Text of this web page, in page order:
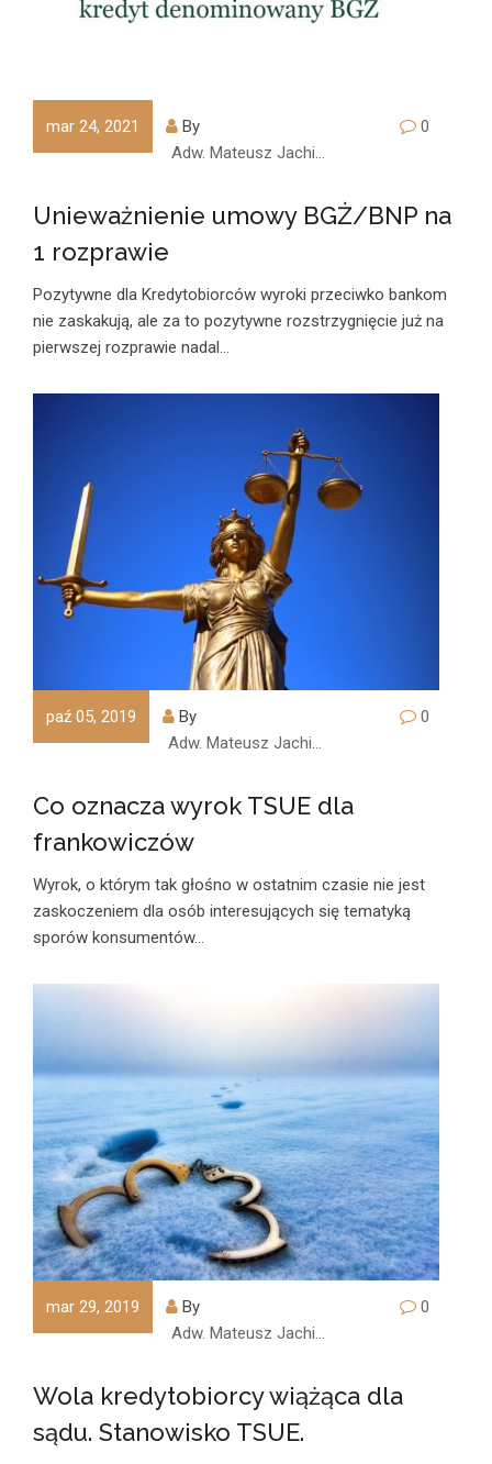
mar 24, 2021
By
Adw. Mateusz Jachimczyk
0
Unieważnienie umowy BGŻ/BNP na
1 rozprawie
Pozytywne dla Kredytobiorców wyroki przeciwko bankom
nie zaskakują, ale za to pozytywne rozstrzygnięcie już na
pierwszej rozprawie nadal…
paź 05, 2019
By
Adw. Mateusz Jachimczyk
0
Co oznacza wyrok TSUE dla
frankowiczów
Wyrok, o którym tak głośno w ostatnim czasie nie jest
zaskoczeniem dla osób interesujących się tematyką
sporów konsumentów…
mar 29, 2019
By
Adw. Mateusz Jachimczyk
0
Wola kredytobiorcy wiążąca dla
sądu. Stanowisko TSUE.